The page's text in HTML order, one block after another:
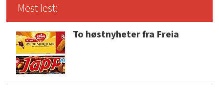
Mest lest:
To høstnyheter fra Freia